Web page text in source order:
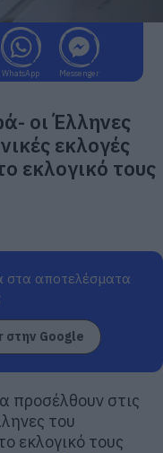
WhatsApp Messenger
οι Έλληνες
εκλογές
εκλογικό τους
στα αποτελέσματα
στην Google
προσέλθουν στις
του
εκλογικό τους